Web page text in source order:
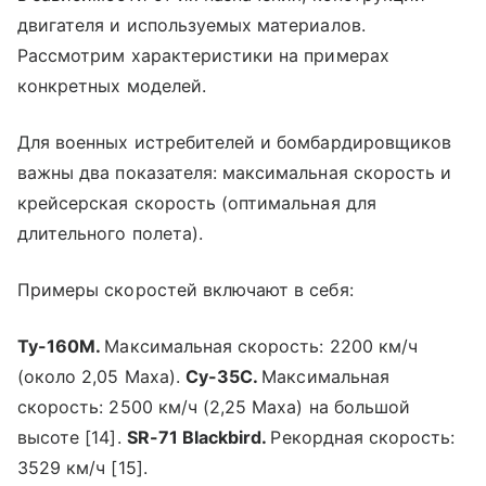
двигателя и используемых материалов.
Рассмотрим характеристики на примерах
конкретных моделей.
Для военных истребителей и бомбардировщиков
важны два показателя: максимальная скорость и
крейсерская скорость (оптимальная для
длительного полета).
Примеры скоростей включают в себя:
Ту-160М. Максимальная скорость: 2200 км/ч
(около 2,05 Маха). Су-35С. Максимальная
скорость: 2500 км/ч (2,25 Маха) на большой
высоте [14]. SR-71 Blackbird. Рекордная скорость:
3529 км/ч [15].